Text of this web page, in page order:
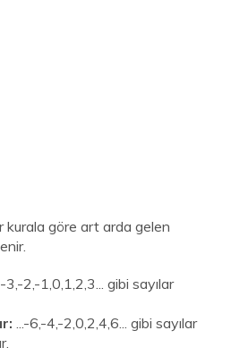
kurala göre art arda gelen
-3,-2,-1,0,1,2,3... gibi sayılar
...-6,-4,-2,0,2,4,6... gibi sayılar